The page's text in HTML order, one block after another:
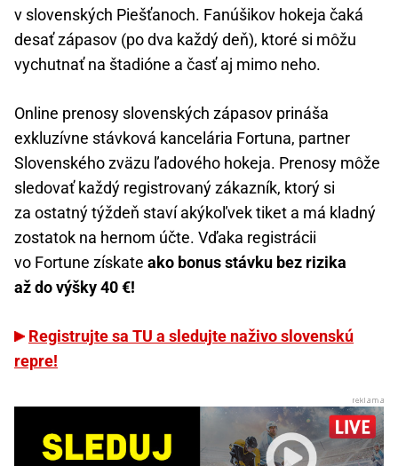
v slovenských Piešťanoch. Fanúšikov hokeja čaká
desať zápasov (po dva každý deň), ktoré si môžu
vychutnať na štadióne a časť aj mimo neho.
Online prenosy slovenských zápasov prináša
exkluzívne stávková kancelária Fortuna, partner
Slovenského zväzu ľadového hokeja. Prenosy môže
sledovať každý registrovaný zákazník, ktorý si
za ostatný týždeň staví akýkoľvek tiket a má kladný
zostatok na hernom účte. Vďaka registrácii
vo Fortune získate ako bonus stávku bez rizika
až do výšky 40 €!
Registrujte sa TU a sledujte naživo slovenskú
repre!